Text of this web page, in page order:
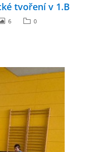
tvoření v 1.B
6 0